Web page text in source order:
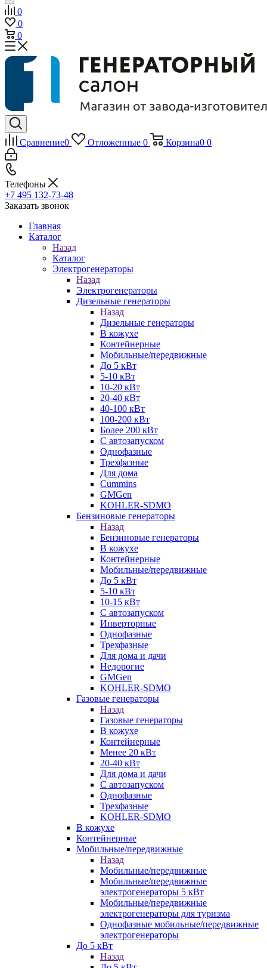
0
0
0
Сравнение0 Отложенные 0 Корзина0 0
Телефоны
+7 495 132-73-48
Заказать звонок
Главная
Каталог
Назад
Каталог
Электрогенераторы
Назад
Электрогенераторы
Дизельные генераторы
Назад
Дизельные генераторы
В кожухе
Контейнерные
Мобильные/передвижные
До 5 кВт
5-10 кВт
10-20 кВт
20-40 кВт
40-100 кВт
100-200 кВт
Более 200 кВт
С автозапуском
Однофазные
Трехфазные
Для дома
Cummins
GMGen
KOHLER-SDMO
Бензиновые генераторы
Назад
Бензиновые генераторы
В кожухе
Контейнерные
Мобильные/передвижные
До 5 кВт
5-10 кВт
10-15 кВт
С автозапуском
Инверторные
Однофазные
Трехфазные
Для дома и дачи
Недорогие
GMGen
KOHLER-SDMO
Газовые генераторы
Назад
Газовые генераторы
В кожухе
Контейнерные
Менее 20 кВт
20-40 кВт
Для дома и дачи
С автозапуском
Однофазные
Трехфазные
KOHLER-SDMO
В кожухе
Контейнерные
Мобильные/передвижные
Назад
Мобильные/передвижные
Мобильные/передвижные
электрогенераторы 5 кВт
Мобильные/передвижные
электрогенераторы для туризма
Однофазные мобильные/передвижные
электрогенераторы
До 5 кВт
Назад